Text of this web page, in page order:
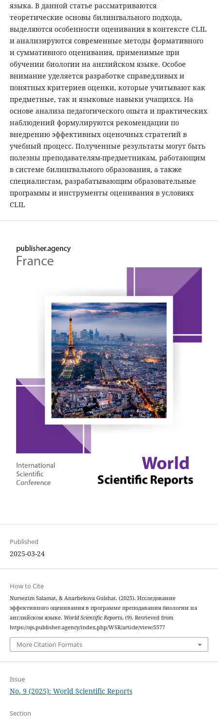
языка. В данной статье рассматриваются
теоретические основы билингвального подхода,
выделяются особенности оценивания в контексте CLIL
и анализируются современные методы формативного
и суммативного оценивания, применимые при
обучении биологии на английском языке. Особое
внимание уделяется разработке справедливых и
понятных критериев оценки, которые учитывают как
предметные, так и языковые навыки учащихся. На
основе анализа педагогического опыта и практических
наблюдений формулируются рекомендации по
внедрению эффективных оценочных стратегий в
учебный процесс. Полученные результаты могут быть
полезны преподавателям-предметникам, работающим
в системе билингвального образования, а также
специалистам, разрабатывающим образовательные
программы и инструменты оценивания в условиях
CLIL
Published
2025-03-24
How to Cite
Nursezim Salamat, & Anarbekova Gulshat. (2025). Исследование
эффективного оценивания в программе преподавания биологии на
английском языке. World Scientific Reports, (9). Retrieved from
https://ojs.publisher.agency/index.php/WSR/article/view/5577
More Citation Formats
Issue
No. 9 (2025): World Scientific Reports
Section